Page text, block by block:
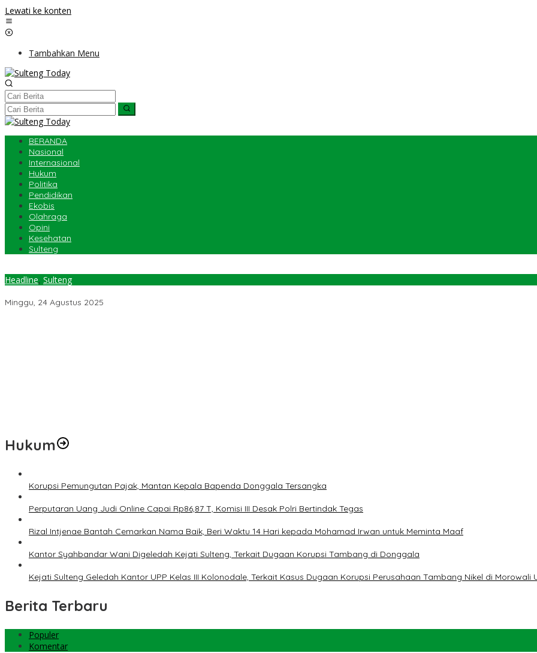
Lewati ke konten
Tambahkan Menu
BERANDA
Nasional
Internasional
Hukum
Politika
Pendidikan
Ekobis
Olahraga
Opini
Kesehatan
Sulteng
Headline, Sulteng
Minggu, 24 Agustus 2025
Hukum
Korupsi Pemungutan Pajak, Mantan Kepala Bapenda Donggala Tersangka
Perputaran Uang Judi Online Capai Rp86,87 T, Komisi III Desak Polri Bertindak Tegas
Rizal Intjenae Bantah Cemarkan Nama Baik, Beri Waktu 14 Hari kepada Mohamad Irwan untuk Meminta Maaf
Kantor Syahbandar Wani Digeledah Kejati Sulteng, Terkait Dugaan Korupsi Tambang di Donggala
Kejati Sulteng Geledah Kantor UPP Kelas III Kolonodale, Terkait Kasus Dugaan Korupsi Perusahaan Tambang Nikel di Morowali
Berita Terbaru
Populer
Komentar